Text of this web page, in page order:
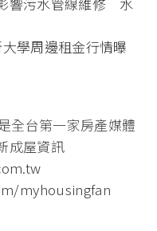
學周邊租金行情曝
全台第一家房產媒體
成屋資訊
myhousingfan